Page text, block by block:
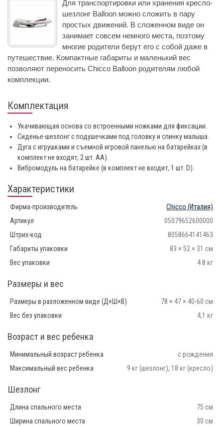
Для транспортировки или хранения кресло-
шезлонг Balloon можно сложить в пару
простых движений. В сложенном виде он
занимает совсем немного места, поэтому
многие родители берут его с собой даже в
путешествие. Компактные габариты и маленький вес
позволяют переносить Chicco Balloon родителям любой
комплекции.
Комплектация
Укачивающая основа со встроенными ножками для фиксации.
Сиденье-шезлонг с подушечками под головку и спинку малыша.
Дуга с игрушками и съемной игровой панелью на батарейках (в
комплект не входят, 2 шт. АА).
Вибромодуль на батарейке (в комплект не входит, 1 шт. D).
Характеристики
Фирма-производитель Chicco (Италия)
Артикул
05079652600000
Штрих-код
8058664141463
Габариты упаковки
83 × 52 × 31 см
Вес упаковки
4.8 кг
Размеры и вес
Размеры в разложенном виде (Д×Ш×В)
78 × 47 × 40-60 см
Вес без упаковки
4,1 кг
Возраст и вес ребенка
Минимальный возраст ребенка
с рождения
Максимальный вес ребенка
9 кг (шезлонг), 18 кг (кресло)
Шезлонг
Длина спального места
75 см
Ширина спального места
30 см